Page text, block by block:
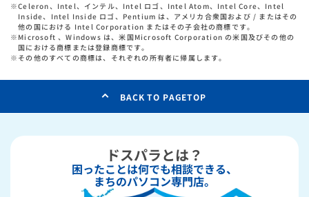
※Celeron、Intel、インテル、Intel ロゴ、Intel Atom、Intel Core、Intel
Inside、Intel Inside ロゴ、Pentium は、アメリカ合衆国および / またはその
他の国における Intel Corporation またはその子会社の商標です。
※ Microsoft 、Windows は、米国Microsoft Corporation の米国及びその他の
国における商標または登録商標です。
※ その他のすべての商標は、それぞれの所有者に帰属します。
BACK TO PAGETOP
ドスパラとは？
困ったことは何でも相談できる、
まちのパソコン専門店。